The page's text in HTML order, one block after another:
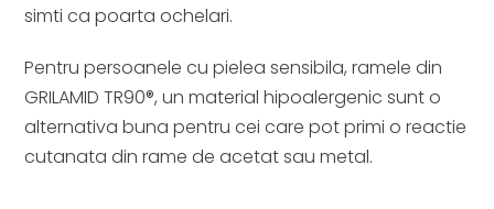
simti ca poarta ochelari.
Pentru persoanele cu pielea sensibila, ramele din
GRILAMID TR90®, un material hipoalergenic sunt o
alternativa buna pentru cei care pot primi o reactie
cutanata din rame de acetat sau metal.